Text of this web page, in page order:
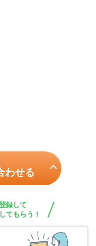
わせる
録して
てもらう！